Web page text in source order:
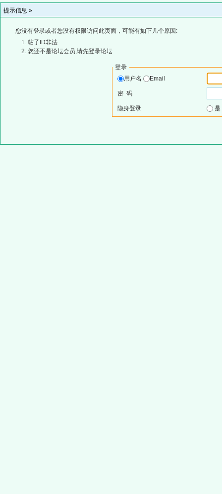
提示信息 »
您没有登录或者您没有权限访问此页面，可能有如下几个原因:
帖子ID非法
您还不是论坛会员,请先登录论坛
登录
用户名
Email
密 码
隐身登录